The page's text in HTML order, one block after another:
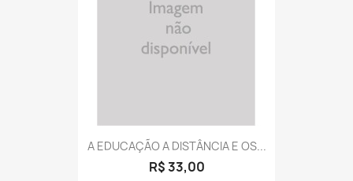
A EDUCAÇÃO A DISTÂNCIA E OS...
R$ 33,00